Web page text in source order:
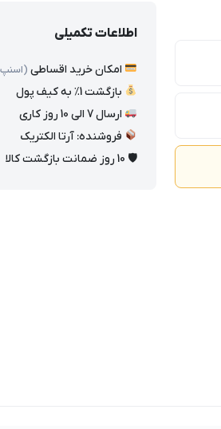
اطلاعات تکمیلی
امکان خرید اقساطی
بازگشت 1٪ به کیف پول
ارسال 7 الی 10 روز کاری
فروشنده: آرتا الکتریک
🛡 10 روز ضمانت بازگشت کالا